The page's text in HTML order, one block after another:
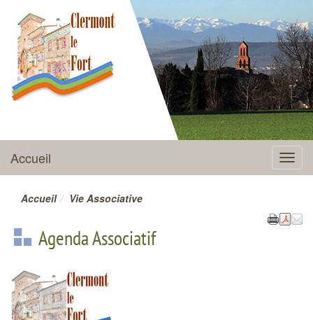
CLERMONT-LE-FORT
Menu
Accueil
Accueil Vie Associative
Agenda Associatif